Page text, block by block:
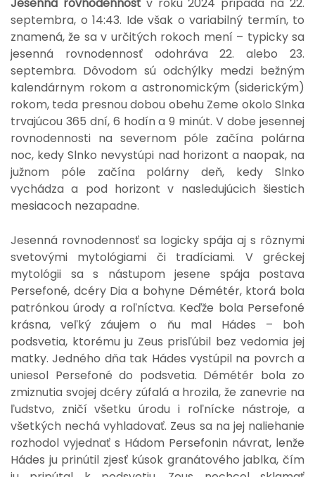
Jesenná rovnodennosťv roku 2024 pripadá na 22.
septembra, o 14:43. Ide však o variabilný termín, to
znamená, že sa v určitých rokoch mení – typicky sa
jesenná rovnodennosť odohráva 22. alebo 23.
septembra. Dôvodom sú odchýlky medzi bežným
kalendárnym rokom a astronomickým (siderickým)
rokom, teda presnou dobou obehu Zeme okolo Slnka
trvajúcou 365 dní, 6 hodín a 9 minút. V dobe jesennej
rovnodennosti na severnom póle začína polárna
noc, kedy Slnko nevystúpi nad horizont a naopak, na
južnom póle začína polárny deň, kedy Slnko
vychádza a pod horizont v nasledujúcich šiestich
mesiacoch nezapadne.
Jesenná rovnodennosť sa logicky spája aj s rôznymi
svetovými mytológiami či tradíciami. V gréckej
mytológii sa s nástupom jesene spája postava
Persefoné, dcéry Dia a bohyne Démétér, ktorá bola
patrónkou úrody a roľníctva. Keďže bola Persefoné
krásna, veľký záujem o ňu mal Hádes – boh
podsvetia, ktorému ju Zeus prisľúbil bez vedomia jej
matky. Jedného dňa tak Hádes vystúpil na povrch a
uniesol Persefoné do podsvetia. Démétér bola zo
zmiznutia svojej dcéry zúfalá a hrozila, že zanevrie na
ľudstvo, zničí všetku úrodu i roľnícke nástroje, a
všetkých nechá vyhladovať. Zeus sa na jej naliehanie
rozhodol vyjednať s Hádom Persefonin návrat, lenže
Hádes ju prinútil zjesť kúsok granátového jablka, čím